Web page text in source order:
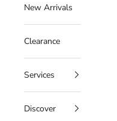
New Arrivals
Clearance
Services
Discover